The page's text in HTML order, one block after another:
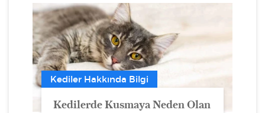
Kediler Hakkında Bilgi
Kedilerde Kusmaya Neden Olan